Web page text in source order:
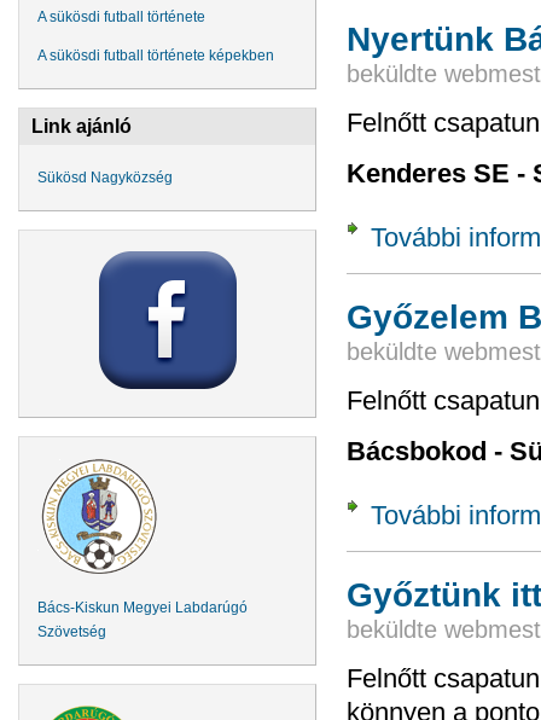
A sükösdi futball története
A sükösdi futball története képekben
Link ajánló
Sükösd Nagyközség
Bács-Kiskun Megyei Labdarúgó
Szövetség
Nyertünk
beküldte
Felnőtt
Kenderes SE -
További
Győzelem
beküldte
Felnőtt
Bácsbokod -
További
Győztünk
beküldte
Felnőtt
könnyen a